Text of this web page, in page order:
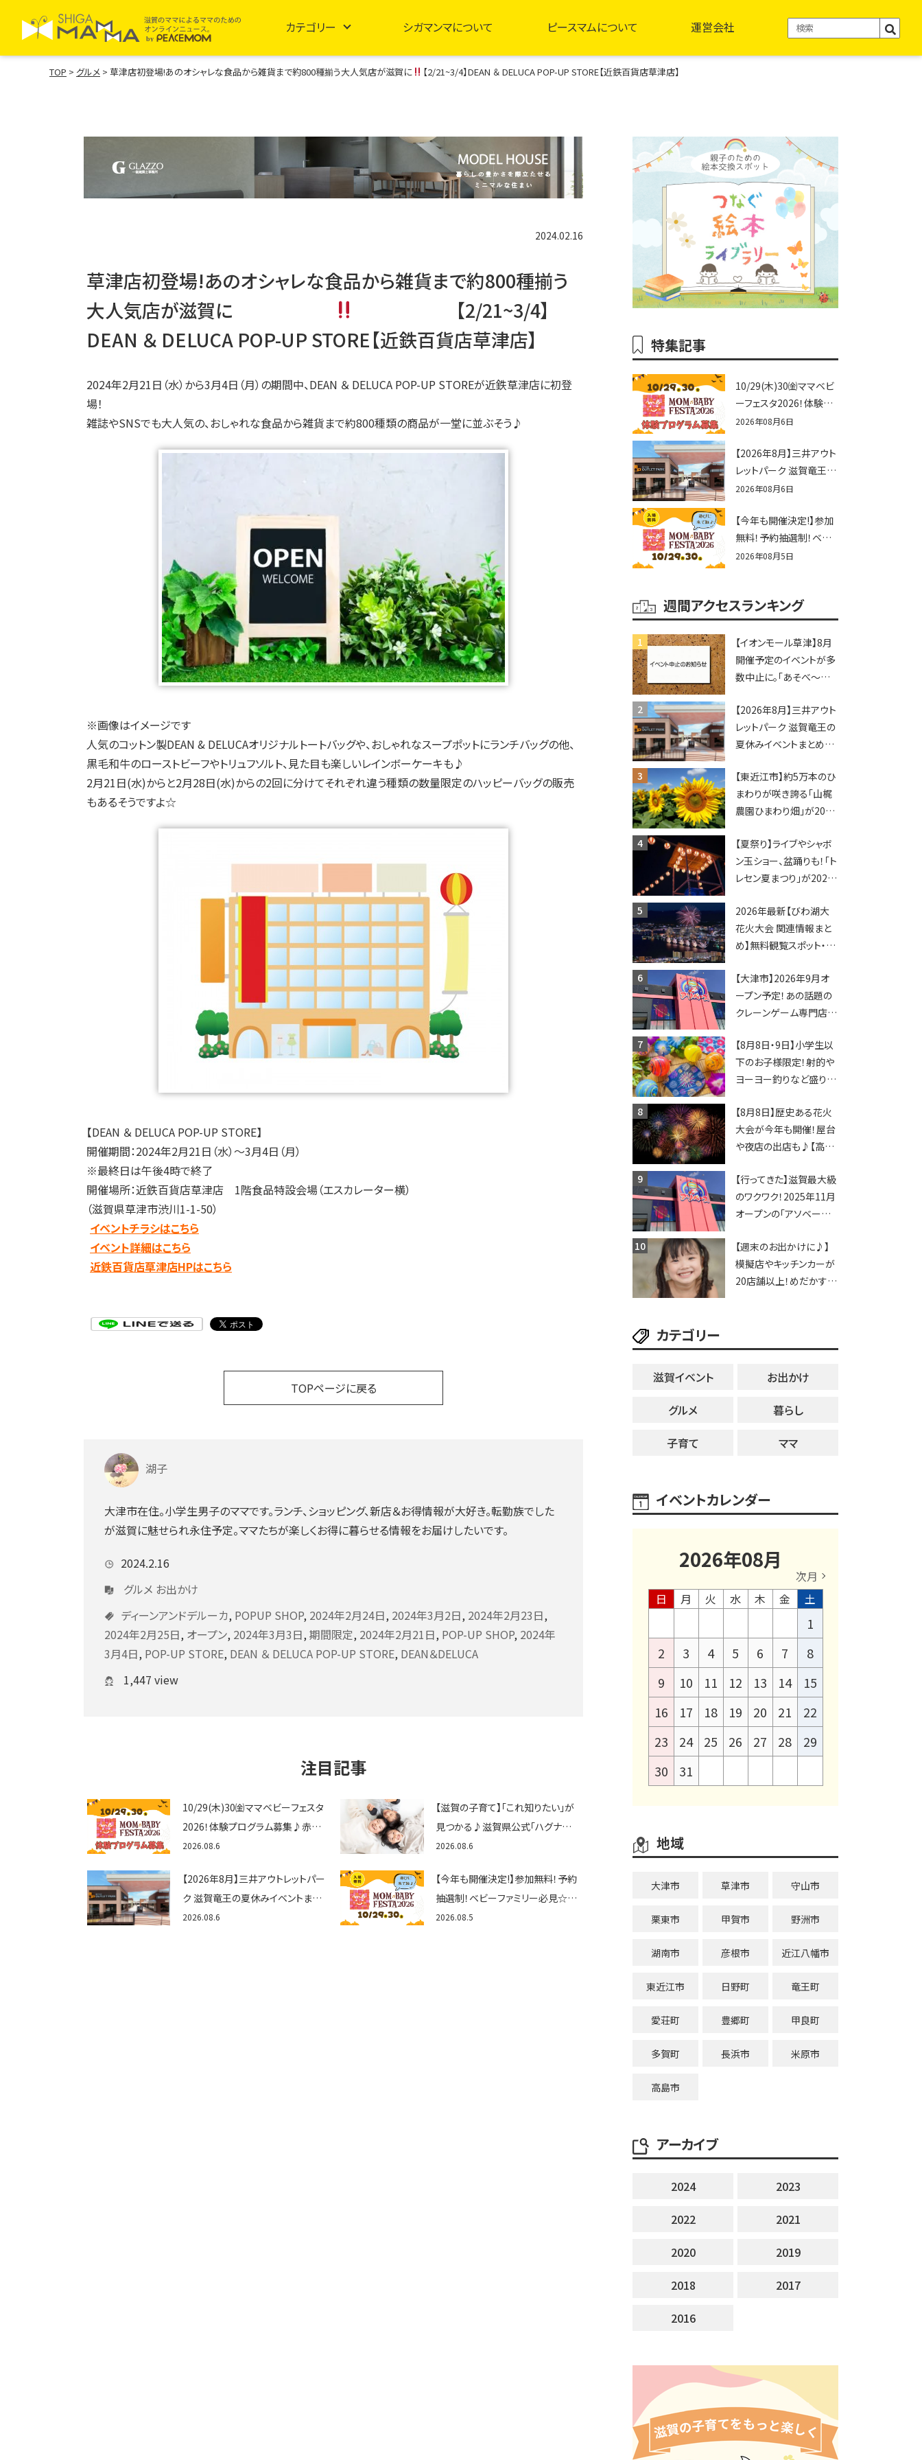
カテゴリー シガマンマについて ピースマムについて 運営会社
TOP > グルメ > 草津店初登場!あのオシャレな食品から雑貨まで約800種揃う大人気店が滋賀に 【2/21~3/4】DEAN ＆ DELUCA POP-UP STORE【近鉄百貨店草津店】
2024.02.16
草津店初登場!あのオシャレな食品から雑貨まで約800種揃う
大人気店が滋賀に
【2/21~3/4】
DEAN ＆ DELUCA POP-UP STORE【近鉄百貨店草津店】
2024年2月21日（水）から3月4日（月）の期間中、DEAN ＆ DELUCA POP-UP STOREが近鉄草津店に初登
場！
雑誌やSNSでも大人気の、おしゃれな食品から雑貨まで約800種類の商品が一堂に並ぶそう♪
※画像はイメージです
人気のコットン製DEAN & DELUCAオリジナルトートバッグや、おしゃれなスープポットにランチバッグの他、
黒毛和牛のローストビーフやトリュフソルト、見た目も楽しいレインボーケーキも♪
2月21日(水)からと2月28日(水)からの2回に分けてそれぞれ違う種類の数量限定のハッピーバッグの販売
もあるそうですよ☆
【DEAN ＆ DELUCA POP-UP STORE】
開催期間：2024年2月21日（水）～3月4日（月）
※最終日は午後4時で終了
開催場所：近鉄百貨店草津店 1階食品特設会場（エスカレーター横）
（滋賀県草津市渋川1-1-50）
イベントチラシはこちら
イベント詳細はこちら
近鉄百貨店草津店HPはこちら
TOPページに戻る
湖子
大津市在住。小学生男子のママです。ランチ、ショッピング、新店＆お得情報が大好き。転勤族でした
が滋賀に魅せられ永住予定。ママたちが楽しくお得に暮らせる情報をお届けしたいです。
2024.2.16
グルメ お出かけ
ディーンアンドデルーカ, POPUP SHOP, 2024年2月24日, 2024年3月2日, 2024年2月23日,
2024年2月25日, オープン, 2024年3月3日, 期間限定, 2024年2月21日, POP-UP SHOP, 2024年
3月4日, POP-UP STORE, DEAN ＆ DELUCA POP-UP STORE, DEAN＆DELUCA
1,447 view
注目記事
10/29(木)30㈮ママベビーフェスタ
2026！体験プログラム募集♪赤ち
ゃん向けイベントに出演しません
2026.08.6
【滋賀の子育て】「これ知りたい」が
見つかる♪滋賀県公式「ハグナビ
しが」使ってる？おでかけ・制度・子
2026.08.6
【2026年8月】三井アウトレットパー
ク 滋賀竜王の夏休みイベントまと
め！びしょぬれ水あそび・激辛グル
2026.08.6
【今年も開催決定!】参加無料！予約
抽選制！ベビーファミリー必見☆入
場無料☆10/29(木)30(金)ママベ
2026.08.5
特集記事
10/29(木)30㈮ママベビ
ーフェスタ2026！体験プ
ログラム募集♪赤ちゃん
せんか？
2026年08月6日
【2026年8月】三井アウト
レットパーク 滋賀竜王の
夏休みイベントまとめ！
辛グルメ・フォトコンテス
トまで盛りだくさん！
2026年08月6日
【今年も開催決定!】参加
無料！予約抽選制！ベビ
ーファミリー必見☆入場
2026！親子で楽しもう
♪inピエリ守山
2026年08月5日
週間アクセスランキング
【イオンモール草津】8月
開催予定のイベントが多
数中止に。「あそべ〜る
ショーなど
【2026年8月】三井アウト
レットパーク 滋賀竜王の
夏休みイベントまとめ！
辛グルメ・フォトコンテス
トまで盛りだくさん！
【東近江市】約5万本のひ
まわりが咲き誇る「山梶
農園ひまわり畑」が2026
ポットやキッチンカーも
登場！何度も入園できる
フリーパスも販売★
【夏祭り】ライブやシャボ
ン玉ショー、盆踊りも！「ト
レセン夏まつり」が2026
2026年最新【びわ湖大
花火大会 関連情報まと
め】無料観覧スポット・同
ップ・交通規制に近隣施
設の駐車場情報なども
要チェック★
【大津市】2026年9月オ
ープン予定！あの話題の
クレーンゲーム専門店
ってくる！豊郷店に続く滋
賀2店舗目★
【8月8日・9日】小学生以
下のお子様限定！射的や
ヨーヨー釣りなど盛りだ
ちびっこ縁日開催♪【モリ
ーブ】
【8月8日】歴史ある花火
大会が今年も開催！屋台
や夜店の出店も♪【高宮
【行ってきた】滋賀最大級
のワクワク！2025年11月
オープンの「アソベース
レーンゲームで青果や日
用品までゲットできる新
スポット！
【週末のお出かけに♪】
模擬店やキッチンカーが
20店舗以上！めだかすく
祭り】
カテゴリー
滋賀イベント
お出かけ
グルメ
暮らし
子育て
ママ
イベントカレンダー
2026年08月
次月
日
月 火 水 木 金 土
1
2
3 4 5 6 7
8
9
10 11 12 13 14
15
16
17 18 19 20 21
22
23
24 25 26 27 28
29
30
31
地域
大津市 草津市 守山市
栗東市 甲賀市 野洲市
湖南市 彦根市 近江八幡市
東近江市 日野町 竜王町
愛荘町 豊郷町 甲良町
多賀町 長浜市 米原市
高島市
アーカイブ
2024
2023
2022
2021
2020
2019
2018
2017
2016